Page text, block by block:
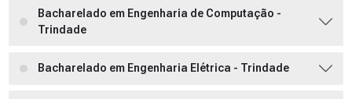
Bacharelado em Engenharia de Computação -
Trindade
Bacharelado em Engenharia Elétrica - Trindade